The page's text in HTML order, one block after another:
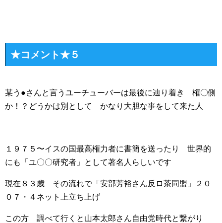
★コメント★５
某う●さんと言うユーチューバーは最後に辿り着き 権〇側
か！？どうかは別として かなり大胆な事をして来た人
１９７５〜イスの国最高権力者に書簡を送ったり 世界的
にも「ユ〇〇研究者」として著名人らしいです
現在８３歳 その流れで「安部芳裕さん反ロ茶同盟」２０
０７・４ネット上立ち上げ
この方 調べて行くと山本太郎さん自由党時代と繋がり